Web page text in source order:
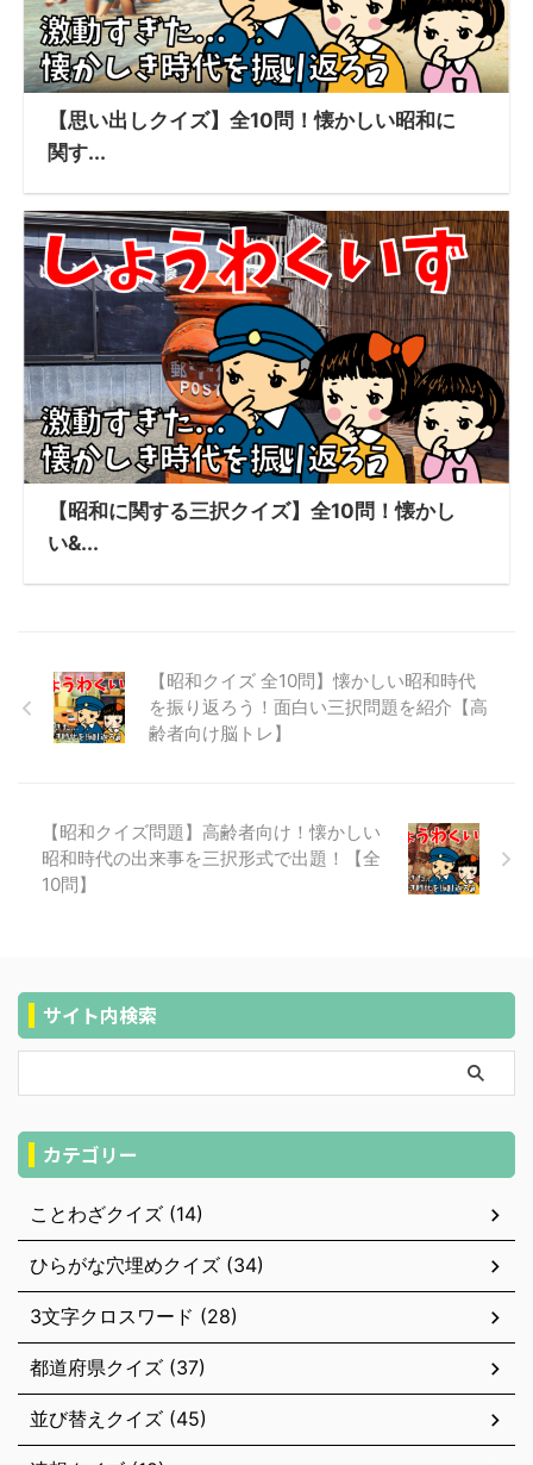
【思い出しクイズ】全10問！懐かしい昭和に
関す...
【昭和に関する三択クイズ】全10問！懐かし
い&...
【昭和クイズ 全10問】懐かしい昭和時代
を振り返ろう！面白い三択問題を紹介【高
齢者向け脳トレ】
【昭和クイズ問題】高齢者向け！懐かしい
昭和時代の出来事を三択形式で出題！【全
10問】
サイト内検索
カテゴリー
ことわざクイズ (14)
ひらがな穴埋めクイズ (34)
3文字クロスワード (28)
都道府県クイズ (37)
並び替えクイズ (45)